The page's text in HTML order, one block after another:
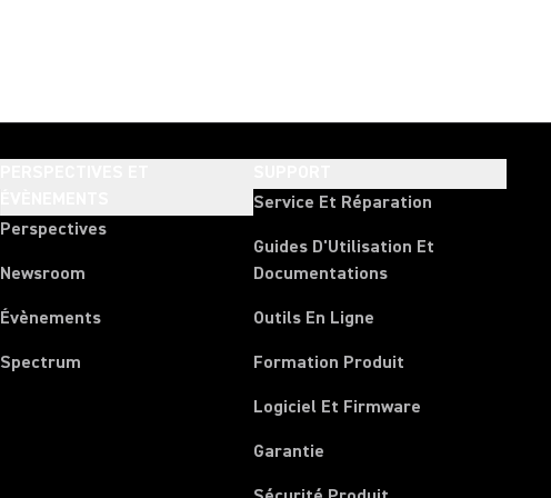
Perspectives
Newsroom
Évènements
Spectrum
Service Et Réparation
Guides D'Utilisation Et
Documentations
Outils En Ligne
Formation Produit
Logiciel Et Firmware
Garantie